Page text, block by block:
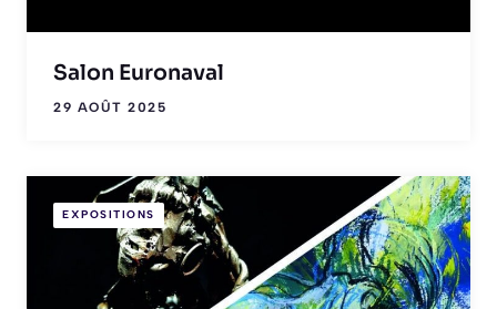
Salon Euronaval
29 AOÛT 2025
EXPOSITIONS